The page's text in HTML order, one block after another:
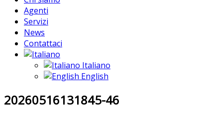
Agenti
Servizi
News
Contattaci
Italiano
English
20260516131845-46